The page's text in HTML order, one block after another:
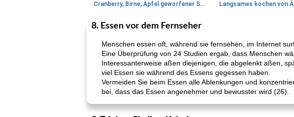
Cranberry, Birne, Apfel geworfener Salat Langsames kochen von
8. Essen vor dem Fernseher
Menschen essen oft, während sie fernsehen, im Internet
Eine Überprüfung von 24 Studien ergab, dass Menschen
Interessanterweise aßen diejenigen, die abgelenkt aßen,
viel Essen sie während des Essens gegessen haben.
Vermeiden Sie beim Essen alle Ablenkungen und
bei, dass das Essen angenehmer und bewusster wird (26).